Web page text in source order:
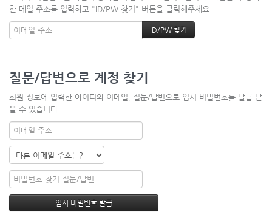
한 메일 주소를 입력하고 "ID/PW 찾기" 버튼을 클릭해주세요.
질문/답변으로 계정 찾기
회원 정보에 입력한 아이디와 이메일, 질문/답변으로 임시 비밀번호를 발급 받
을 수 있습니다.